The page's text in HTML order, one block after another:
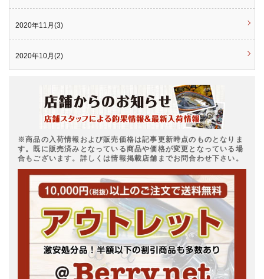
2020年11月(3)
2020年10月(2)
※商品の入荷情報および販売価格は記事更新時点のものとなりま
す。既に販売済みとなっている商品や価格が変更となっている場
合もございます。詳しくは情報掲載店舗までお問合わせ下さい。